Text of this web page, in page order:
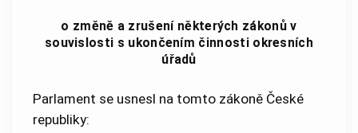
o změně a zrušení některých zákonů v
souvislosti s ukončením činnosti okresních
úřadů
Parlament se usnesl na tomto zákoně České
republiky: